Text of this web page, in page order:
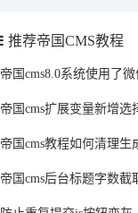
推荐帝国CMS教程
帝国cms8.0系统使用了
帝国cms扩展变量新增选
帝国cms教程如何清理生
帝国cms后台标题字数截